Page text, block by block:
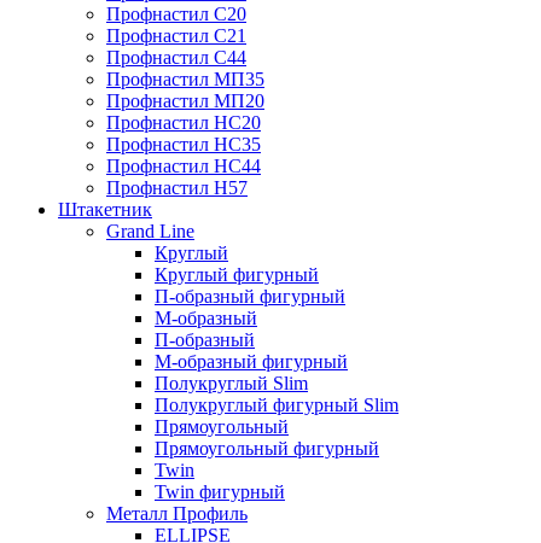
Профнастил С20
Профнастил С21
Профнастил С44
Профнастил МП35
Профнастил МП20
Профнастил НС20
Профнастил НС35
Профнастил НС44
Профнастил Н57
Штакетник
Grand Line
Круглый
Круглый фигурный
П-образный фигурный
М-образный
П-образный
М-образный фигурный
Полукруглый Slim
Полукруглый фигурный Slim
Прямоугольный
Прямоугольный фигурный
Twin
Twin фигурный
Металл Профиль
ELLIPSE